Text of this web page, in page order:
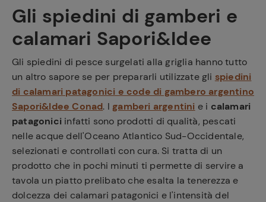
Gli spiedini di gamberi e
calamari Sapori&Idee
Gli spiedini di pesce surgelati alla griglia hanno tutto
un altro sapore se per prepararli utilizzate gli spiedini
di calamari patagonici e code di gambero argentino
Sapori&Idee Conad. I gamberi argentini e i calamari
patagonici infatti sono prodotti di qualità, pescati
nelle acque dell'Oceano Atlantico Sud-Occidentale,
selezionati e controllati con cura. Si tratta di un
prodotto che in pochi minuti ti permette di servire a
tavola un piatto prelibato che esalta la tenerezza e
dolcezza dei calamari patagonici e l'intensità del
Ricette
preferite